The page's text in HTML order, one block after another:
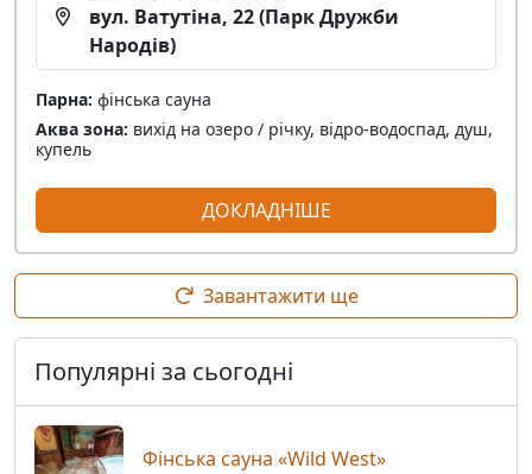
вул. Ватутіна, 22 (Парк Дружби
Народів)
Парна: фінська сауна
Аква зона: вихід на озеро / річку, відро-водоспад, душ,
купель
ДОКЛАДНІШЕ
Завантажити ще
Популярні за сьогодні
Фінська сауна «Wild West»